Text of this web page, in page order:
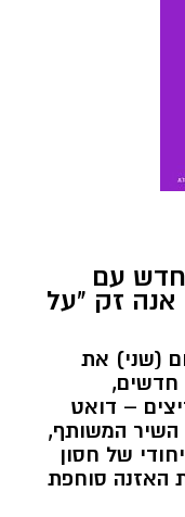
חדש עם
אנה זק "על
(שני) את
14 שירים חדשים,
– דואט
השיר המשותף,
של חסון
האזנה סוחפת